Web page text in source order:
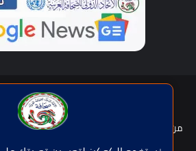
حقوق النشر © | جميع الحقوق محفوظة للاتحاد
2026
من نحن؟
عضوية الإتحاد سياسة